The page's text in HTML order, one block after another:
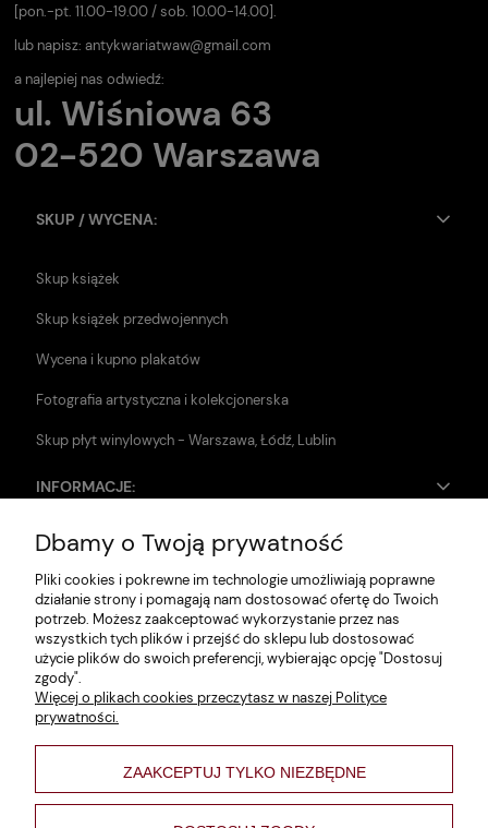
[pon.-pt. 11.00-19.00 / sob. 10.00-14.00].
lub napisz: antykwariatwaw@gmail.com
a najlepiej nas odwiedź:
ul. Wiśniowa 63
02-520 Warszawa
SKUP / WYCENA:
Skup książek
Skup książek przedwojennych
Wycena i kupno plakatów
Fotografia artystyczna i kolekcjonerska
Skup płyt winylowych - Warszawa, Łódź, Lublin
INFORMACJE:
Zwroty i reklamacje
Dane firmy
Jak szukać?
Polityka prywatności
Regulamin
Poltyka cookies
varsaviana
Dbamy o Twoją prywatność
Pliki cookies i pokrewne im technologie umożliwiają poprawne
działanie strony i pomagają nam dostosować ofertę do Twoich
potrzeb. Możesz zaakceptować wykorzystanie przez nas
wszystkich tych plików i przejść do sklepu lub dostosować
użycie plików do swoich preferencji, wybierając opcję "Dostosuj
zgody".
Więcej o plikach cookies przeczytasz w naszej Polityce
prywatności.
ZAAKCEPTUJ TYLKO NIEZBĘDNE